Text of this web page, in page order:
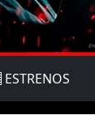
ESTRENOS